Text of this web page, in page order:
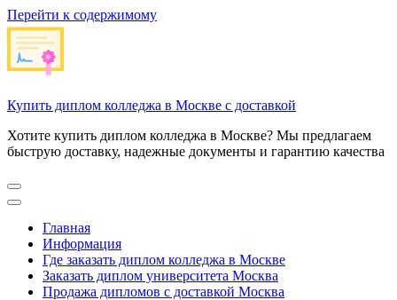
Перейти к содержимому
Купить диплом колледжа в Москве с доставкой
Хотите купить диплом колледжа в Москве? Мы предлагаем
быструю доставку, надежные документы и гарантию качества
Главная
Информация
Где заказать диплом колледжа в Москве
Заказать диплом университета Москва
Продажа дипломов с доставкой Москва